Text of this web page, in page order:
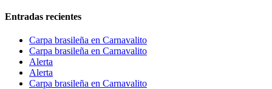
Entradas recientes
Carpa brasileña en Carnavalito
Carpa brasileña en Carnavalito
Alerta
Alerta
Carpa brasileña en Carnavalito